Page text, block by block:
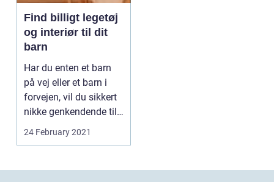
Find billigt legetøj
og interiør til dit
barn
Har du enten et barn
på vej eller et barn i
forvejen, vil du sikkert
nikke genkendende til,
at det e...
24 February 2021